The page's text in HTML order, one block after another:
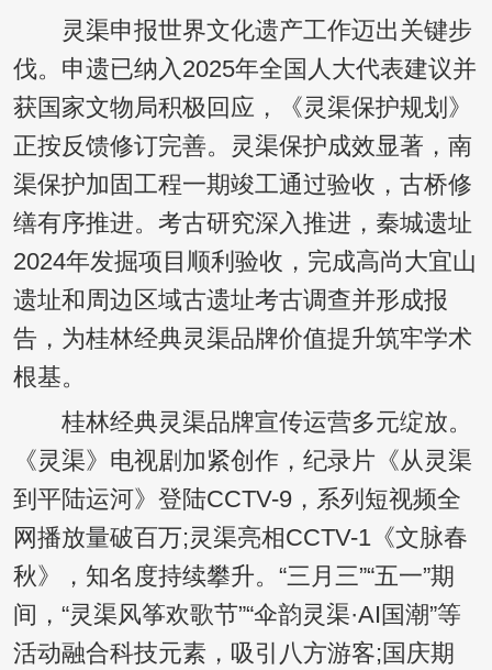
灵渠申报世界文化遗产工作迈出关键步
伐。申遗已纳入2025年全国人大代表建议并
获国家文物局积极回应，《灵渠保护规划》
正按反馈修订完善。灵渠保护成效显著，南
渠保护加固工程一期竣工通过验收，古桥修
缮有序推进。考古研究深入推进，秦城遗址
2024年发掘项目顺利验收，完成高尚大宜山
遗址和周边区域古遗址考古调查并形成报
告，为桂林经典灵渠品牌价值提升筑牢学术
根基。
桂林经典灵渠品牌宣传运营多元绽放。
《灵渠》电视剧加紧创作，纪录片《从灵渠
到平陆运河》登陆CCTV-9，系列短视频全
网播放量破百万;灵渠亮相CCTV-1《文脉春
秋》，知名度持续攀升。“三月三”“五一”期
间，“灵渠风筝欢歌节”“伞韵灵渠·AI国潮”等
活动融合科技元素，吸引八方游客;国庆期